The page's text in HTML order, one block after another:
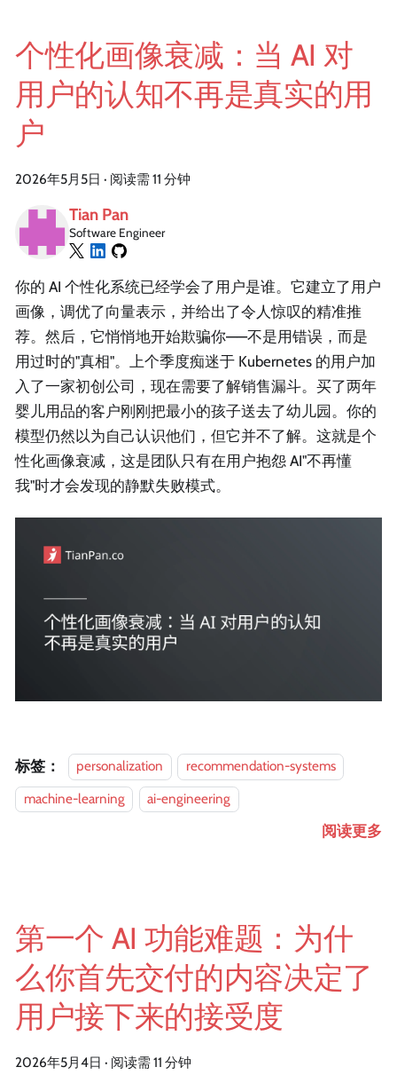
个性化画像衰减：当 AI 对
用户的认知不再是真实的用
户
2026年5月5日 · 阅读需 11 分钟
Tian Pan
Software Engineer
你的 AI 个性化系统已经学会了用户是谁。它建立了用户
画像，调优了向量表示，并给出了令人惊叹的精准推
荐。然后，它悄悄地开始欺骗你——不是用错误，而是
用过时的"真相"。上个季度痴迷于 Kubernetes 的用户加
入了一家初创公司，现在需要了解销售漏斗。买了两年
婴儿用品的客户刚刚把最小的孩子送去了幼儿园。你的
模型仍然以为自己认识他们，但它并不了解。这就是个
性化画像衰减，这是团队只有在用户抱怨 AI"不再懂
我"时才会发现的静默失败模式。
标签： personalization
recommendation-systems
machine-learning
ai-engineering
阅读更多
第一个 AI 功能难题：为什
么你首先交付的内容决定了
用户接下来的接受度
2026年5月4日 · 阅读需 11 分钟